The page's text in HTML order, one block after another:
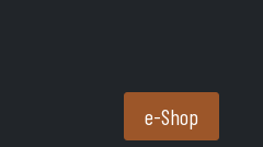
e-Shop